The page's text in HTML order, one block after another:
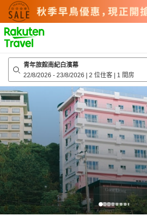
to
top
page
青年旅館南紀白濱幕
22/8/2026 - 23/8/2026 | 2 位住客 | 1 間房